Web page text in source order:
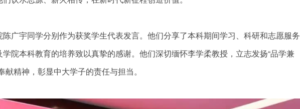
广宇同学分别作为获奖学生代表发言。他们分享了本科期间学习、科研和志愿服务
院本科教育的培养致以真挚的感谢。他们深切缅怀李学柔教授，立志发扬“品学兼
精神，彰显中大学子的责任与担当。